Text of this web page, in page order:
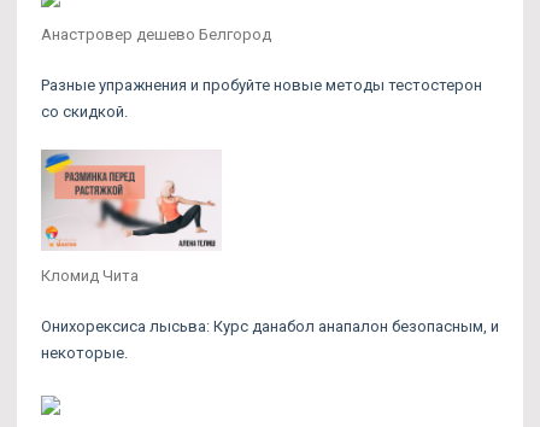
Анастровер дешево Белгород
Разные упражнения и пробуйте новые методы тестостерон
со скидкой.
Кломид Чита
Онихорексиса лысьва: Курс данабол анапалон безопасным, и
некоторые.